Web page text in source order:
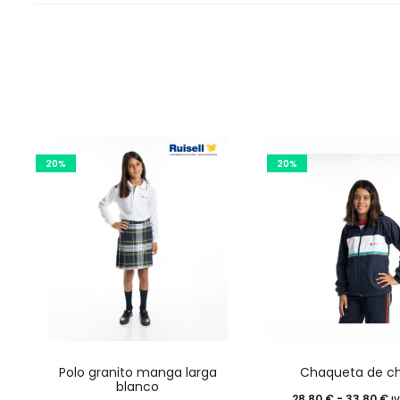
20%
producto
Polo granito manga larga
blanco
20%
producto
Chaqueta de